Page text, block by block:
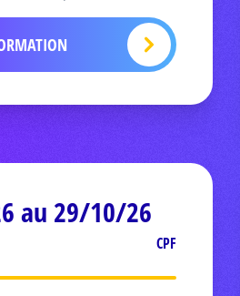
au 29/10/26
CPF